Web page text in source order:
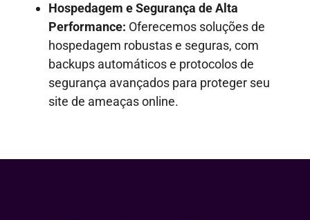
Hospedagem e Segurança de Alta
Performance: Oferecemos soluções de
hospedagem robustas e seguras, com
backups automáticos e protocolos de
segurança avançados para proteger seu
site de ameaças online.